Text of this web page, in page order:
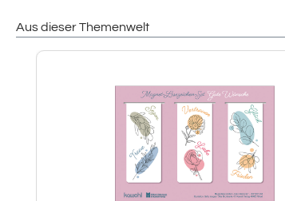
Aus dieser Themenwelt
Produktgalerie überspringen